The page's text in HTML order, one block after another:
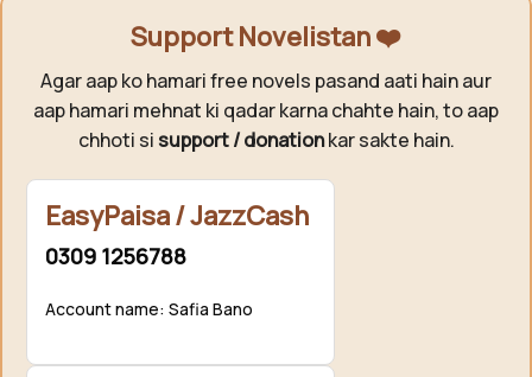
Support Novelistan ❤️
Agar aap ko hamari free novels pasand aati hain aur
aap hamari mehnat ki qadar karna chahte hain, to aap
chhoti si support / donationkar sakte hain.
EasyPaisa / JazzCash
0309 1256788
Account name: Safia Bano